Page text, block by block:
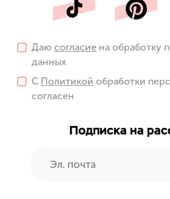
Даю согласие на обработку
данных
С Политикой обработки
согласен
Подписка на